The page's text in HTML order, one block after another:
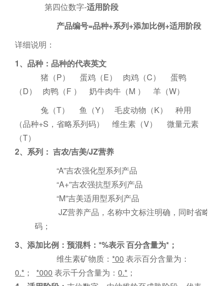
第四位数字-适用阶段
产品编号=品种+系列+添加比例+适用阶段
详细说明：
1、品种：品种的代表英文
猪（P） 蛋鸡（E） 肉鸡（C） 蛋鸭
（D） 肉鸭（F ） 奶牛肉牛（M ） 羊（W）
兔（T） 鱼（Y） 毛皮动物（K） 种用
（品种+S，省略系列码） 维生素（V） 微量元素
（T）
2、系列： 吉农/吉美/JZ营养
“A”吉农强化型系列产品
“A+”吉农强抗型系列产品
“M”吉美适用型系列产品
JZ营养产品，名称中文标注明确，同时省略系
码；
3、添加比例：预混料：*%表示 百分含量为*；
维生素矿物质： *00 表示百分含量为：
0.* ； *000 表示千分含量为：0.* ；